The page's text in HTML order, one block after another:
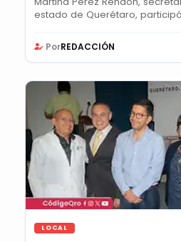
estado de Querétaro,
PorREDACCIÓN
LOCAL